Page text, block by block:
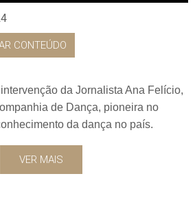
CONTEÚDO
da Jornalista Ana Felício,
de Dança, pioneira no
da dança no país.
VER MAIS